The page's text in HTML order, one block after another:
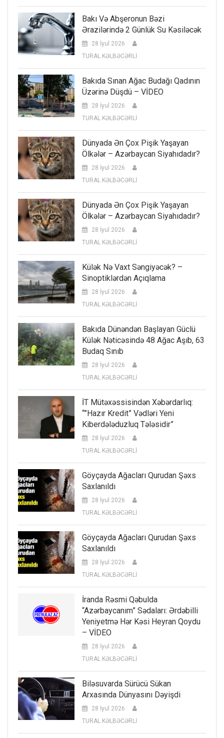
Bakı Və Abşeronun Bəzi
Ərazilərində 2 Günlük Su Kəsiləcək
28 İyul 2026
TURAL KƏLBƏCƏRLİ
Bakıda Sınan Ağac Budağı Qadının
Üzərinə Düşdü – VİDEO
28 İyul 2026
TURAL KƏLBƏCƏRLİ
Dünyada Ən Çox Pişik Yaşayan
Ölkələr – Azərbaycan Siyahıdadır?
28 İyul 2026
TURAL KƏLBƏCƏRLİ
Dünyada Ən Çox Pişik Yaşayan
Ölkələr – Azərbaycan Siyahıdadır?
28 İyul 2026
TURAL KƏLBƏCƏRLİ
Külək Nə Vaxt Səngiyəcək? –
Sinoptiklərdən Açıqlama
28 İyul 2026
TURAL KƏLBƏCƏRLİ
Bakıda Dünəndən Başlayan Güclü
Külək Nəticəsində 48 Ağac Aşıb, 63
Budaq Sınıb
28 İyul 2026
TURAL KƏLBƏCƏRLİ
İT Mütəxəssisindən Xəbərdarlıq:
“”Hazır Kredit” Vədləri Yeni
Kiberdələduzluq Tələsidir”
28 İyul 2026
TURAL KƏLBƏCƏRLİ
Göyçayda Ağacları Qurudan Şəxs
Saxlanıldı
28 İyul 2026
TURAL KƏLBƏCƏRLİ
Göyçayda Ağacları Qurudan Şəxs
Saxlanıldı
28 İyul 2026
TURAL KƏLBƏCƏRLİ
İranda Rəsmi Qəbulda
“Azərbaycanım” Sədaları: Ərdəbilli
Yeniyetmə Hər Kəsi Heyran Qoydu
– VİDEO
28 İyul 2026
TURAL KƏLBƏCƏRLİ
Biləsuvarda Sürücü Sükan
Arxasında Dünyasını Dəyişdi
28 İyul 2026
TURAL KƏLBƏCƏRLİ